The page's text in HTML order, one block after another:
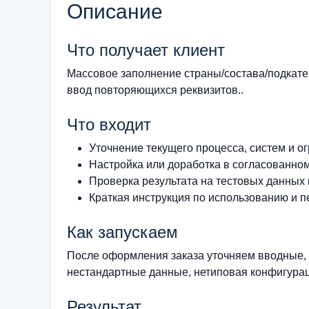
Описание
Что получает клиент
Массовое заполнение страны/состава/
ввод повторяющихся реквизитов..
Что входит
Уточнение текущего процесса, систем и
Настройка или доработка в
Проверка результата на тестовых
Краткая инструкция по использованию и
Как запускаем
После оформления заказа уточняем
нестандартные данные, нетиповая